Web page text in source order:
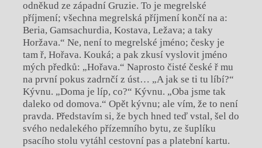
odněkud ze západní Gruzie. To je megrelské
příjmení; všechna megrelská příjmení končí na a:
Beria, Gamsachurdia, Kostava, Ležava; a taky
Horžava.“ Ne, není to megrelské jméno; česky je
tam ř, Hořava. Kouká; a pak zkusí vyslovit jméno
mých předků: „Hořava.“ Naprosto čisté české ř mu
na první pokus zadrnčí z úst… „A jak se ti tu líbí?“
Kývnu. „Doma je líp, co?“ Kývnu. „Oba jsme tak
daleko od domova.“ Opět kývnu; ale vím, že to není
pravda. Představím si, že bych hned teď vstal, šel do
svého nedalekého přízemního bytu, ze šuplíku
psacího stolu vytáhl cestovní pas a platební kartu.